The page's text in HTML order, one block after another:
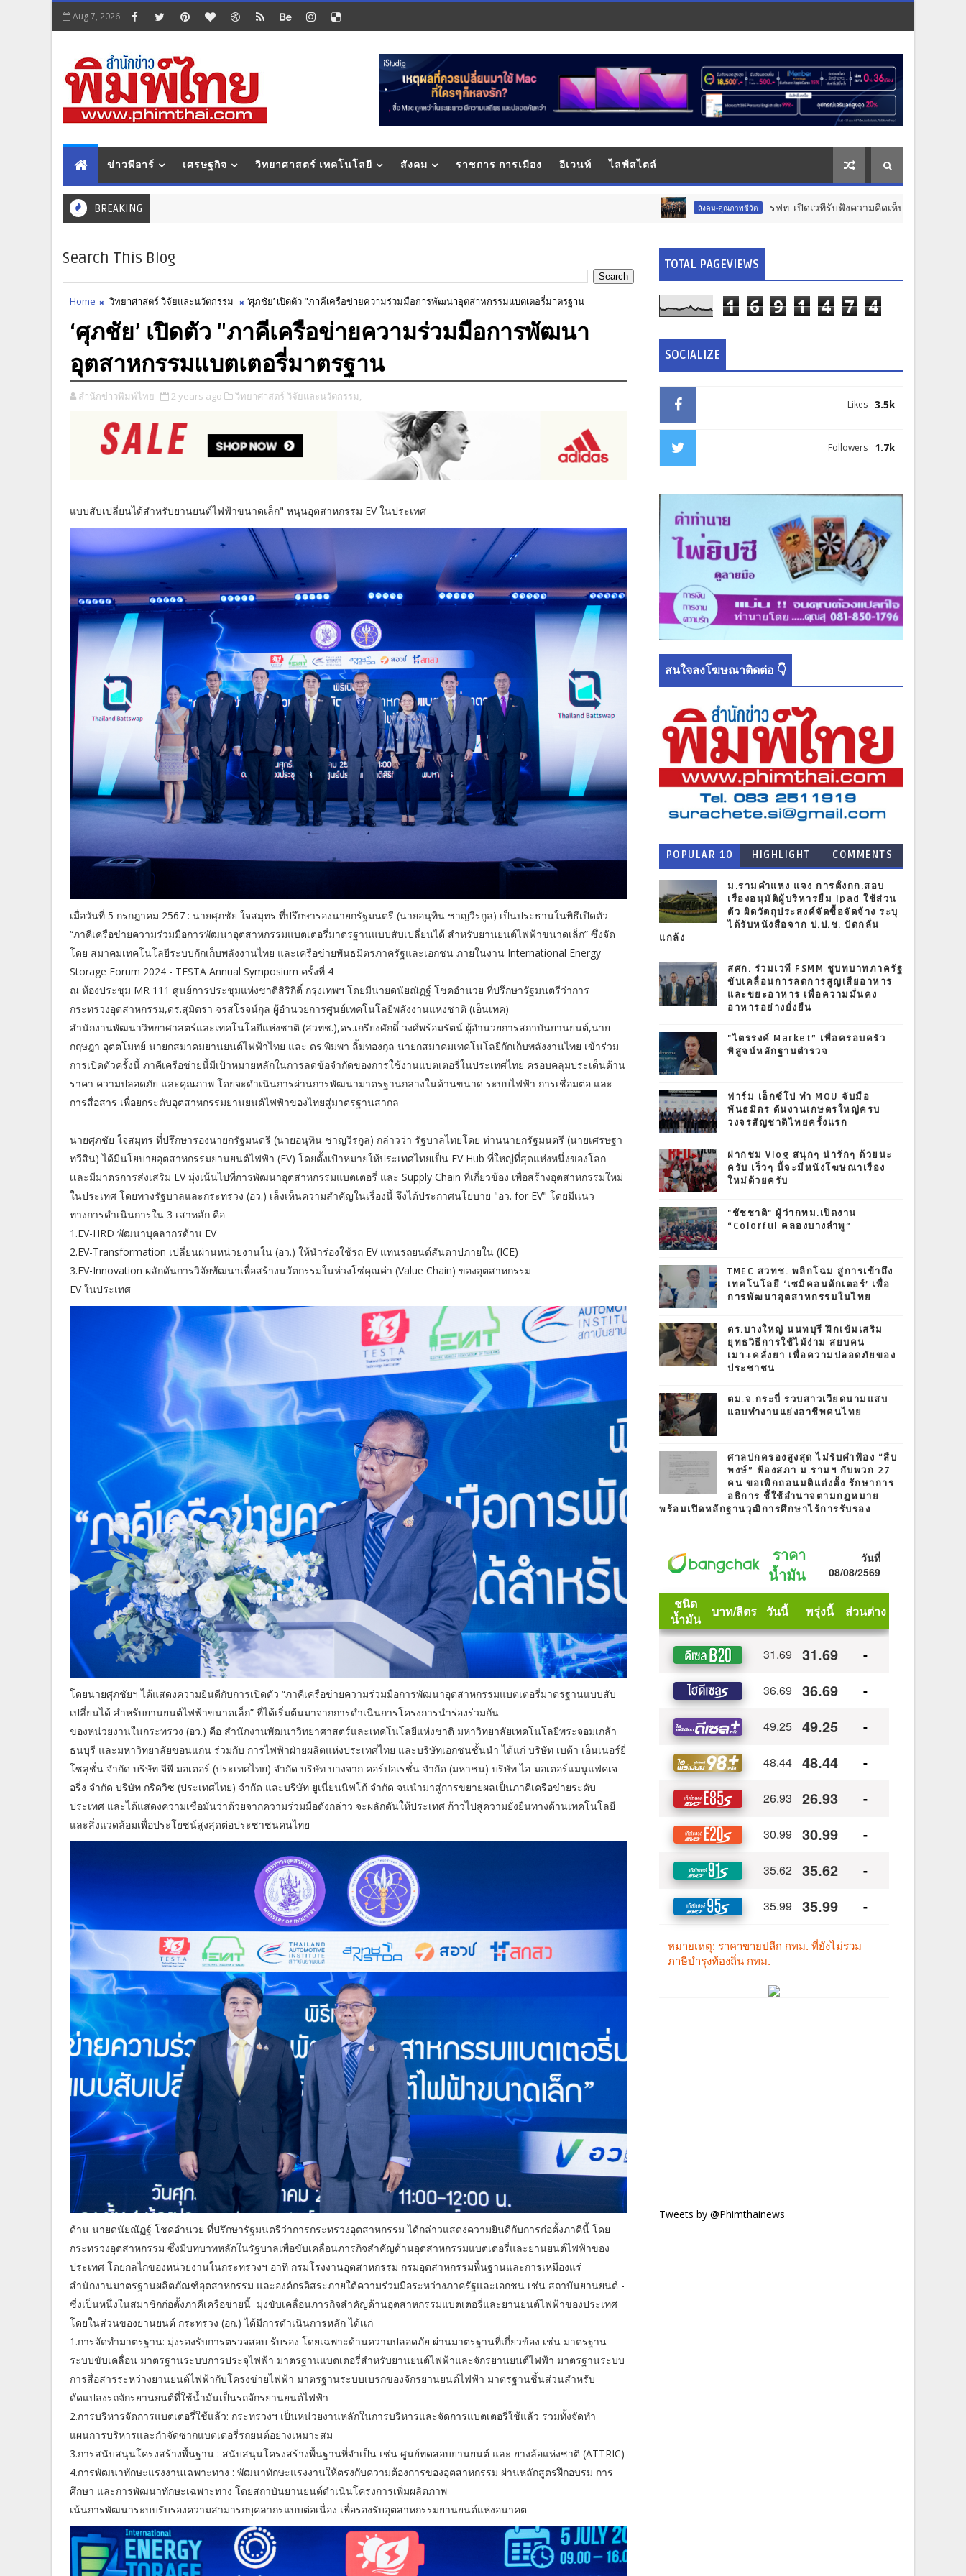
Aug 7, 2026
ข่าวพีอาร์ เศรษฐกิจ วิทยาศาสตร์ เทคโนโลยี สังคม ราชการ การเมือง อีเวนท์ ไลฟ์สไตล์
BREAKING สังคม-คุณภาพชีวิต รฟท. เปิดเวทีรับฟังความคิดเห็นประชาชน ครั้งที่ 2 โครงการ
Search This Blog
Home วิทยาศาสตร์ วิจัยและนวัตกรรม ‘ศุภชัย’ เปิดตัว "ภาคีเครือข่ายความร่วมมือการพัฒนาอุตสาหกรรมแบตเตอรี่มาตรฐาน
‘ศุภชัย’ เปิดตัว "ภาคีเครือข่ายความร่วมมือการพัฒนา
อุตสาหกรรมแบตเตอรี่มาตรฐาน
สำนักข่าวพิมพ์ไทย 2 years ago วิทยาศาสตร์ วิจัยและนวัตกรรม,
แบบสับเปลี่ยนได้สำหรับยานยนต์ไฟฟ้าขนาดเล็ก" หนุนอุตสาหกรรม EV ในประเทศ
เมื่อวันที่ 5 กรกฎาคม 2567 : นายศุภชัย ใจสมุทร ที่ปรึกษารองนายกรัฐมนตรี (นายอนุทิน ชาญวีรกูล) เป็นประธานในพิธีเปิดตัว
“ภาคีเครือข่ายความร่วมมือการพัฒนาอุตสาหกรรมแบตเตอรี่มาตรฐานแบบสับเปลี่ยนได้ สำหรับยานยนต์ไฟฟ้าขนาดเล็ก” ซึ่งจัด
โดย สมาคมเทคโนโลยีระบบกักเก็บพลังงานไทย และเครือข่ายพันธมิตรภาครัฐและเอกชน ภายในงาน International Energy
Storage Forum 2024 - TESTA Annual Symposium ครั้งที่ 4
ณ ห้องประชุม MR 111 ศูนย์การประชุมแห่งชาติสิริกิติ์ กรุงเทพฯ โดยมีนายดนัยณัฏฐ์ โชคอำนวย ที่ปรึกษารัฐมนตรีว่าการ
กระทรวงอุตสาหกรรม,ดร.สุมิตรา จรสโรจน์กุล ผู้อำนวยการศูนย์เทคโนโลยีพลังงานแห่งชาติ (เอ็นเทค)
สำนักงานพัฒนาวิทยาศาสตร์และเทคโนโลยีแห่งชาติ (สวทช.),ดร.เกรียงศักดิ์ วงศ์พร้อมรัตน์ ผู้อำนวยการสถาบันยานยนต์,นาย
กฤษฎา อุตตโมทย์ นายกสมาคมยานยนต์ไฟฟ้าไทย และ ดร.พิมพา ลิ้มทองกุล นายกสมาคมเทคโนโลยีกักเก็บพลังงานไทย เข้าร่วม
การเปิดตัวครั้งนี้ ภาคีเครือข่ายนี้มีเป้าหมายหลักในการลดข้อจำกัดของการใช้งานแบตเตอรี่ในประเทศไทย ครอบคลุมประเด็นด้าน
ราคา ความปลอดภัย และคุณภาพ โดยจะดำเนินการผ่านการพัฒนามาตรฐานกลางในด้านขนาด ระบบไฟฟ้า การเชื่อมต่อ และ
การสื่อสาร เพื่อยกระดับอุตสาหกรรมยานยนต์ไฟฟ้าของไทยสู่มาตรฐานสากล
นายศุภชัย ใจสมุทร ที่ปรึกษารองนายกรัฐมนตรี (นายอนุทิน ชาญวีรกูล) กล่าวว่า รัฐบาลไทยโดย ท่านนายกรัฐมนตรี (นายเศรษฐา
ทวีสิน) ได้มีนโยบายอุตสาหกรรมยานยนต์ไฟฟ้า (EV) โดยตั้งเป้าหมายให้ประเทศไทยเป็น EV Hub ที่ใหญ่ที่สุดแห่งหนึ่งของโลก
เเละมีมาตรการส่งเสริม EV มุ่งเน้นไปที่การพัฒนาอุตสาหกรรมแบตเตอรี่ และ Supply Chain ที่เกี่ยวข้อง เพื่อสร้างอุตสาหกรรมใหม่
ในประเทศ โดยทางรัฐบาลและกระทรวง (อว.) เล็งเห็นความสำคัญในเรื่องนี้ จึงได้ประกาศนโยบาย "อว. for EV" โดยมีเเนว
ทางการดำเนินการใน 3 เสาหลัก คือ
1.EV-HRD พัฒนาบุคลากรด้าน EV
2.EV-Transformation เปลี่ยนผ่านหน่วยงานใน (อว.) ให้นำร่องใช้รถ EV แทนรถยนต์สันดาปภายใน (ICE)
3.EV-Innovation ผลักดันการวิจัยพัฒนาเพื่อสร้างนวัตกรรมในห่วงโซ่คุณค่า (Value Chain) ของอุตสาหกรรม
EV ในประเทศ
โดยนายศุภชัยฯ ได้แสดงความยินดีกับการเปิดตัว “ภาคีเครือข่ายความร่วมมือการพัฒนาอุตสาหกรรมแบตเตอรี่มาตรฐานแบบสับ
เปลี่ยนได้ สำหรับยานยนต์ไฟฟ้าขนาดเล็ก” ที่ได้เริ่มต้นมาจากการดำเนินการโครงการนำร่องร่วมกัน
ของหน่วยงานในกระทรวง (อว.) คือ สำนักงานพัฒนาวิทยาศาสตร์และเทคโนโลยีแห่งชาติ มหาวิทยาลัยเทคโนโลยีพระจอมเกล้า
ธนบุรี และมหาวิทยาลัยขอนแก่น ร่วมกับ การไฟฟ้าฝ่ายผลิตแห่งประเทศไทย และบริษัทเอกชนชั้นนำ ได้แก่ บริษัท เบต้า เอ็นเนอร์ยี่
โซลูชั่น จำกัด บริษัท จีพี มอเตอร์ (ประเทศไทย) จำกัด บริษัท บางจาก คอร์ปอเรชั่น จำกัด (มหาชน) บริษัท ไอ-มอเตอร์แมนูแฟคเจ
อริ่ง จำกัด บริษัท กริดวิซ (ประเทศไทย) จำกัด และบริษัท ยูเนี่ยนนิฟโก้ จำกัด จนนำมาสู่การขยายผลเป็นภาคีเครือข่ายระดับ
ประเทศ และได้แสดงความเชื่อมั่นว่าด้วยจากความร่วมมือดังกล่าว จะผลักดันให้ประเทศ ก้าวไปสู่ความยั่งยืนทางด้านเทคโนโลยี
และสิ่งแวดล้อมเพื่อประโยชน์สูงสุดต่อประชาชนคนไทย
ด้าน นายดนัยณัฏฐ์ โชคอำนวย ที่ปรึกษารัฐมนตรีว่าการกระทรวงอุตสาหกรรม ได้กล่าวแสดงความยินดีกับการก่อตั้งภาคีนี้ โดย
กระทรวงอุตสาหกรรม ซึ่งมีบทบาทหลักในรัฐบาลเพื่อขับเคลื่อนภารกิจสำคัญด้านอุตสาหกรรมแบตเตอรี่และยานยนต์ไฟฟ้าของ
ประเทศ โดยกลไกของหน่วยงานในกระทรวงฯ อาทิ กรมโรงงานอุตสาหกรรม กรมอุตสาหกรรมพื้นฐานและการเหมืองแร่
สำนักงานมาตรฐานผลิตภัณฑ์อุตสาหกรรม และองค์กรอิสระภายใต้ความร่วมมือระหว่างภาครัฐและเอกชน เช่น สถาบันยานยนต์ -
ซี่งเป็นหนึ่งในสมาชิกก่อตั้งภาคีเครือข่ายนี้ มุ่งขับเคลื่อนภารกิจสำคัญด้านอุตสาหกรรมแบตเตอรี่และยานยนต์ไฟฟ้าของประเทศ
โดยในส่วนของยานยนต์ กระทรวง (อก.) ได้มีการดำเนินการหลัก ได้เเก่
1.การจัดทำมาตรฐาน: มุ่งรองรับการตรวจสอบ รับรอง โดยเฉพาะด้านความปลอดภัย ผ่านมาตรฐานที่เกี่ยวข้อง เช่น มาตรฐาน
ระบบขับเคลื่อน มาตรฐานระบบการประจุไฟฟ้า มาตรฐานแบตเตอรี่สำหรับยานยนต์ไฟฟ้าและจักรยานยนต์ไฟฟ้า มาตรฐานระบบ
การสื่อสารระหว่างยานยนต์ไฟฟ้ากับโครงข่ายไฟฟ้า มาตรฐานระบบเบรกของจักรยานยนต์ไฟฟ้า มาตรฐานชิ้นส่วนสำหรับ
ดัดแปลงรถจักรยานยนต์ที่ใช้น้ำมันเป็นรถจักรยานยนต์ไฟฟ้า
2.การบริหารจัดการแบตเตอรี่ใช้แล้ว: กระทรวงฯ เป็นหน่วยงานหลักในการบริหารและจัดการแบตเตอรี่ใช้แล้ว รวมทั้งจัดทำ
แผนการบริหารและกำจัดซากแบตเตอรี่รถยนต์อย่างเหมาะสม
3.การสนับสนุนโครงสร้างพื้นฐาน : สนับสนุนโครงสร้างพื้นฐานที่จำเป็น เช่น ศูนย์ทดสอบยานยนต์ และ ยางล้อแห่งชาติ (ATTRIC)
4.การพัฒนาทักษะแรงงานเฉพาะทาง : พัฒนาทักษะแรงงานให้ตรงกับความต้องการของอุตสาหกรรม ผ่านหลักสูตรฝึกอบรม การ
ศึกษา และการพัฒนาทักษะเฉพาะทาง โดยสถาบันยานยนต์ดำเนินโครงการเพิ่มผลิตภาพ
เน้นการพัฒนาระบบรับรองความสามารถบุคลากรแบบต่อเนื่อง เพื่อรองรับอุตสาหกรรมยานยนต์แห่งอนาคต
TOTAL PAGEVIEWS
1 6 9 1 4 7 4
SOCIALIZE
3.5k
Likes
1.7k
Followers
สนใจลงโฆษณาติดต่อ 👇
POPULAR 10
HIGHLIGHT
COMMENTS
ม.รามคำแหง แจง การตั้งกก.สอบ
เรื่องอนุมัติผู้บริหารยืม ipad ใช้ส่วน
ตัว ผิดวัตถุประสงค์จัดซื้อจัดจ้าง ระบุ
ได้รับหนังสือจาก ป.ป.ช. ปัดกลั่น
แกล้ง
สศก. ร่วมเวที FSMM ชูบทบาทภาครัฐ
ขับเคลื่อนการลดการสูญเสียอาหาร
และขยะอาหาร เพื่อความมั่นคง
อาหารอย่างยั่งยืน
"ไตรรงค์ Market” เพื่อครอบครัว
พิสูจน์หลักฐานตำรวจ
ฟาร์ม เอ็กซ์โป ทำ MOU จับมือ
พันธมิตร ดันงานเกษตรใหญ่ครบ
วงจรสัญชาติไทยครั้งแรก
ฝากชม Vlog สนุกๆ น่ารักๆ ด้วยนะ
ครับ เร็วๆ นี้จะมีหนังโฆษณาเรื่อง
ใหม่ด้วยครับ
"ชัชชาติ" ผู้ว่ากทม.เปิดงาน
“Colorful คลองบางลำพู”
TMEC สวทช. พลิกโฉม สู่การเข้าถึง
เทคโนโลยี ‘เซมิคอนดักเตอร์’ เพื่อ
การพัฒนาอุตสาหกรรมในไทย
ตร.บางใหญ่ นนทบุรี ฝึกเข้มเสริม
ยุทธวิธีการใช้ไม้ง่าม สยบคน
เมา+คลั่งยา เพื่อความปลอดภัยของ
ประชาชน
ตม.จ.กระบี่ รวบสาวเวียดนามแสบ
แอบทำงานแย่งอาชีพคนไทย
ศาลปกครองสูงสุด ไม่รับคำฟ้อง “สืบ
พงษ์” ฟ้องสภา ม.รามฯ กับพวก 27
คน ขอเพิกถอนมติแต่งตั้ง รักษาการ
อธิการ ชี้ใช้อำนาจตามกฎหมาย
พร้อมเปิดหลักฐานวุฒิการศึกษาไร้การรับรอง
Tweets by @Phimthainews